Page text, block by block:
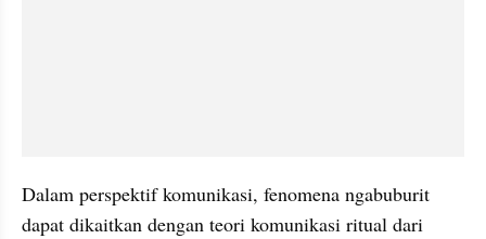
Dalam perspektif komunikasi, fenomena ngabuburit
dapat dikaitkan dengan teori komunikasi ritual dari